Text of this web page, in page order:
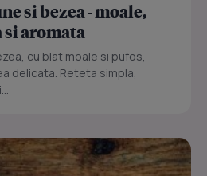
si bezea - moale,
aromata
cu blat moale si pufos,
delicata. Reteta simpla,